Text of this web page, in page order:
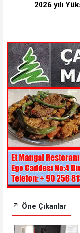
2026 yılı
Öne Çıkanlar